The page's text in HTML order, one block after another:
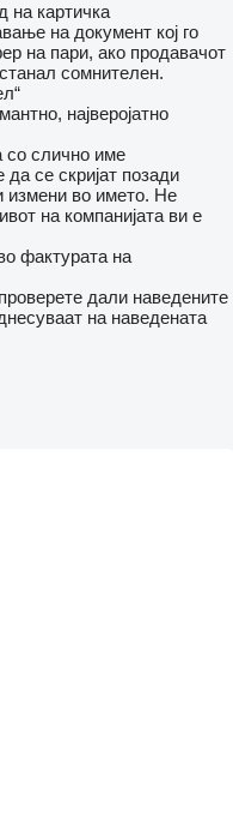
на картичка
на документ кој го
на пари, ако продавачот
сомнителен.
најверојатно
со слично име
се скријат позади
измени во името. Не
на компанијата ви е
фактурата на
дали наведените
на наведената